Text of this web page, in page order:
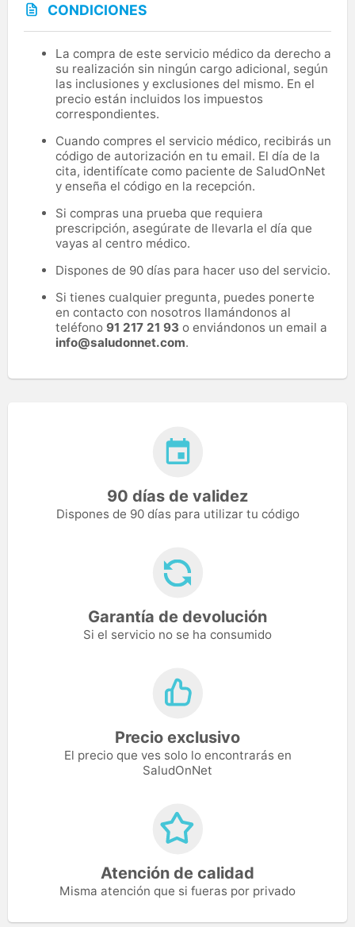
CONDICIONES
La compra de este servicio médico da derecho a
su realización sin ningún cargo adicional, según
las inclusiones y exclusiones del mismo. En el
precio están incluidos los impuestos
correspondientes.
Cuando compres el servicio médico, recibirás un
código de autorización en tu email. El día de la
cita, identifícate como paciente de SaludOnNet
y enseña el código en la recepción.
Si compras una prueba que requiera
prescripción, asegúrate de llevarla el día que
vayas al centro médico.
Dispones de 90 días para hacer uso del servicio.
Si tienes cualquier pregunta, puedes ponerte
en contacto con nosotros llamándonos al
teléfono 91 217 21 93 o enviándonos un email a
info@saludonnet.com.
90 días de validez
Dispones de 90 días para utilizar tu código
Garantía de devolución
Si el servicio no se ha consumido
Precio exclusivo
El precio que ves solo lo encontrarás en
SaludOnNet
Atención de calidad
Misma atención que si fueras por privado